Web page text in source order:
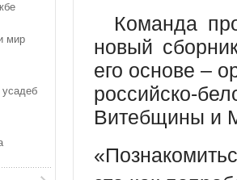
мир
Команда
новый
его основе –
российско-
Витебщины и